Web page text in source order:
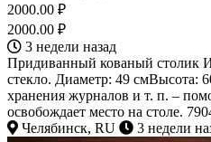
2000.00 ₽
2000.00 ₽
3 недели назад
Придиванный кованый столик
стекло. Диаметр: 49 смВысота:
хранения журналов и т. п. –
освобождает место на столе.
Челябинск, RU
3 недели